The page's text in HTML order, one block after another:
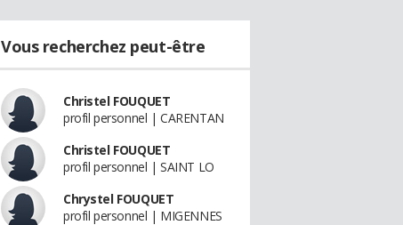
Vous recherchez peut-être
Christel FOUQUET
profil personnel | CARENTAN
Christel FOUQUET
profil personnel | SAINT LO
Chrystel FOUQUET
profil personnel | MIGENNES